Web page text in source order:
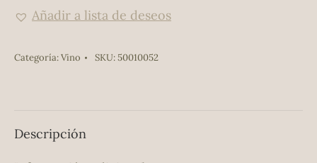
cantidad
Añadir a lista de deseos
Categoría:Vino SKU:50010052
Descripción